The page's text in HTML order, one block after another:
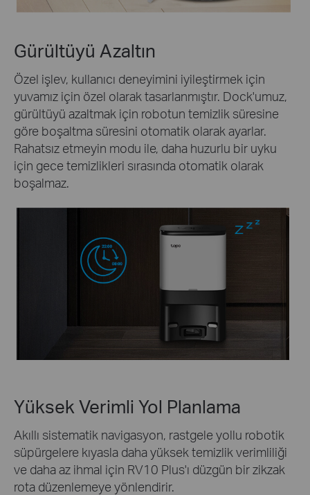
Gürültüyü Azaltın
Özel işlev, kullanıcı deneyimini iyileştirmek için
yuvamız için özel olarak tasarlanmıştır. Dock'umuz,
gürültüyü azaltmak için robotun temizlik süresine
göre boşaltma süresini otomatik olarak ayarlar.
Rahatsız etmeyin modu ile, daha huzurlu bir uyku
için gece temizlikleri sırasında otomatik olarak
boşalmaz.
Yüksek Verimli Yol Planlama
Akıllı sistematik navigasyon, rastgele yollu robotik
süpürgelere kıyasla daha yüksek temizlik verimliliği
ve daha az ihmal için RV10 Plus'ı düzgün bir zikzak
rota düzenlemeye yönlendirir.